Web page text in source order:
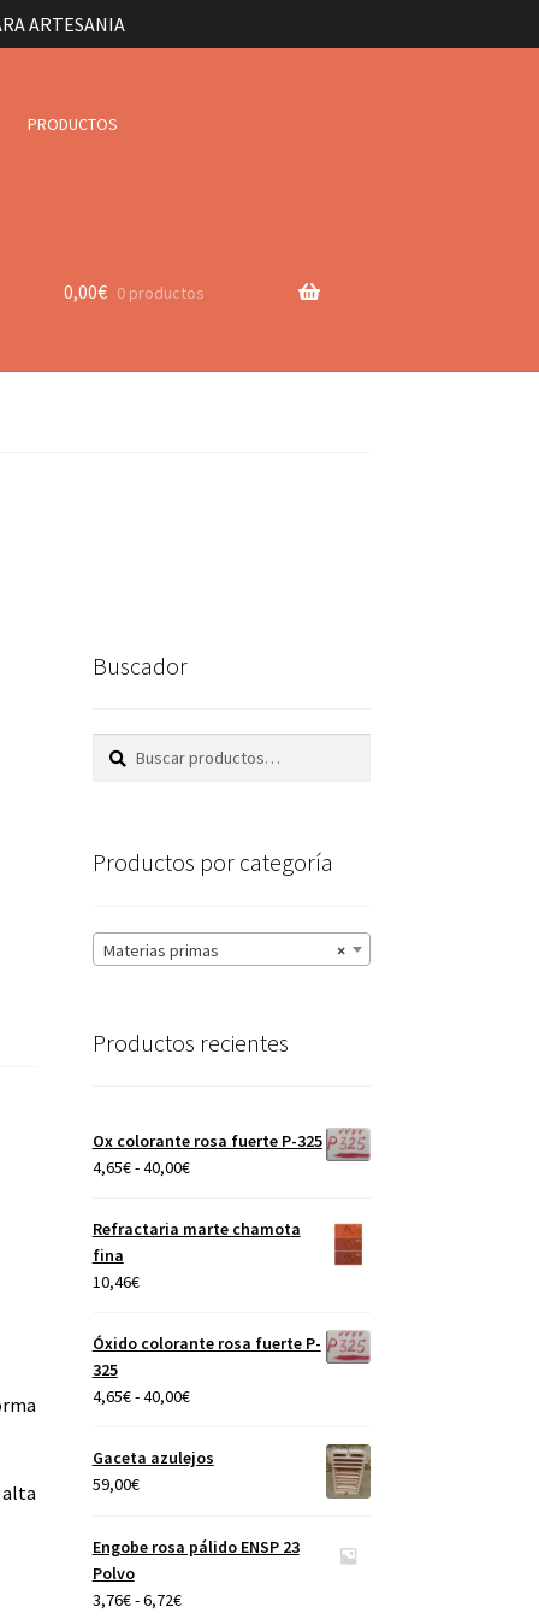
ARTESANIA
PRODUCTOS
0,00€ 0 productos
Buscador
Buscar
Buscar
Productos por categoría
×
Materias primas
Productos recientes
Ox colorante rosa fuerte P-325
4,65€-40,00€Rango
precios:
Refractaria marte chamota
fina
10,46€
Óxido colorante rosa fuerte P-
325
4,65€-40,00€Rango
precios:
desde
40,00€
Gaceta azulejos
59,00€
Engobe rosa pálido ENSP 23
Polvo
3,76€-6,72€Rango